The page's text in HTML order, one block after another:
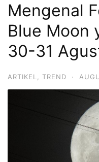
Mengenal
Blue Moon
30-31
ARTIKEL TREND ·